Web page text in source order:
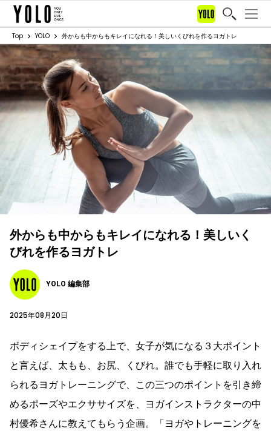
Top YOLO 外からも中からもキレイになれる！美しいくびれを作るヨガトレ
外からも中からもキレイになれる！美しいく
びれを作るヨガトレ
YOLO 編集部
2025年08月20日
ボディシェイプをする上で、女子が気になる３大ポイント
と言えば、太もも、お尻、くびれ。誰でも手軽に取り入れ
られるヨガトレーニングで、この三つのポイントを引き締
めるポーズやエクササイズを、ヨガインストラクターの中
村優希さんに教えてもらう企画。「ヨガやトレーニングを